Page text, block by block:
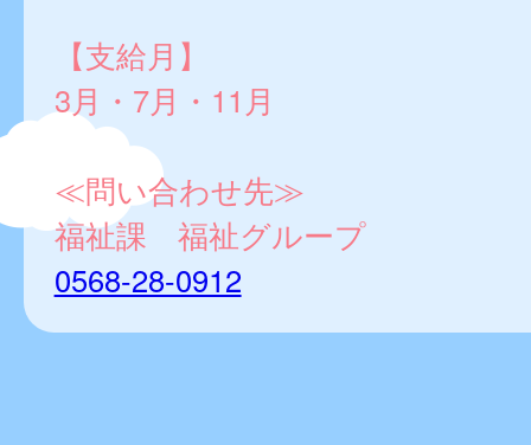
【支給月】
3月・7月・11月
≪問い合わせ先≫
福祉課 福祉グループ
0568-28-0912